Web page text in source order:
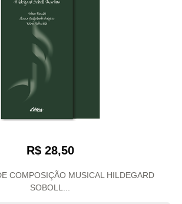
R$ 28,50
COMPOSIÇÃO MUSICAL HILDEGARD
SOBOLL...